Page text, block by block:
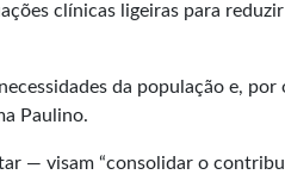
clínicas ligeiras para
da população e, por
Paulino.
— visam “consolidar o